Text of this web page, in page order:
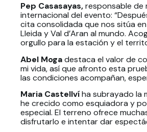
Pep Casasayas,responsable de
internacional del evento:
cita consolidada que nos sitúa
Lleida y Val d’Aran al mundo.
orgullo para la estación y el
Abel Mogadestaca el valor de
mi vida, así que afronto esta
las condiciones acompañan,
Maria Castellvíha subrayado la
he crecido como esquiadora y
especial. El terreno ofrece
disfrutarlo e intentar dar